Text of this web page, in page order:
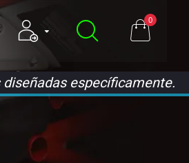
0
específicamente.